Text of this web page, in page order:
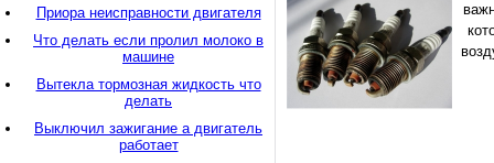
Приора неисправности двигателя
Что делать если пролил молоко в
машине
Вытекла тормозная жидкость что
делать
Выключил зажигание а двигатель
работает